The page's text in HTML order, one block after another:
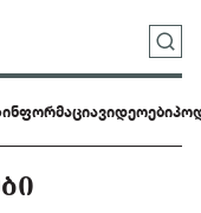
ვიდეოები